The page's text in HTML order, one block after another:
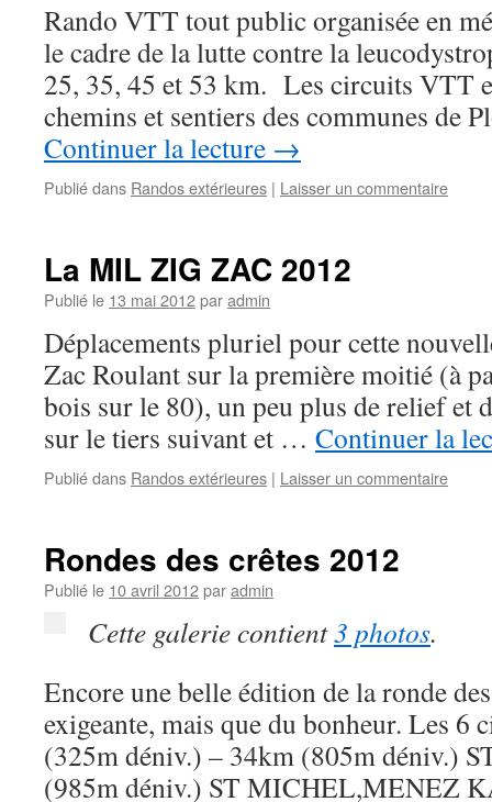
Rando VTT tout public organisée en
le cadre de la lutte contre la
25, 35, 45 et 53 km. Les circuits VTT
chemins et sentiers des communes de
Continuer la lecture →
Publié dans Randos extérieures | Laisser un commentaire
La MIL ZIG ZAC 2012
Publié le 13 mai 2012paradmin
Déplacements pluriel pour cette
Zac Roulant sur la première moitié (à
bois sur le 80), un peu plus de relief et
sur le tiers suivant et … Continuer la
Publié dans Randos extérieures | Laisser un commentaire
Rondes des crêtes 2012
Publié le 10 avril 2012paradmin
Cette galerie contient3 photos.
Encore une belle édition de la ronde
exigeante, mais que du bonheur. Les
(325m déniv.) – 34km (805m déniv.)
(985m déniv.) ST MICHEL,MENEZ